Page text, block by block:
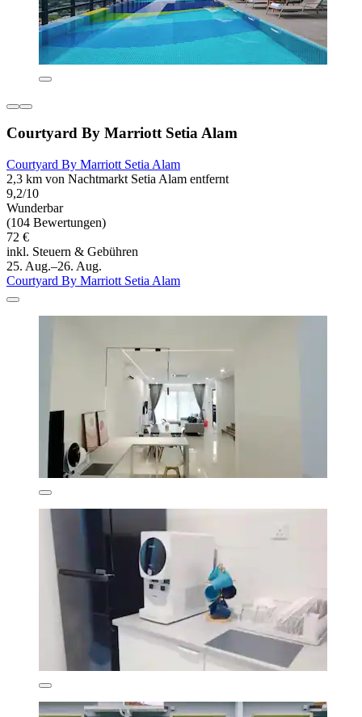
Courtyard By Marriott Setia Alam
Courtyard By Marriott Setia Alam
2,3 km von Nachtmarkt Setia Alam entfernt
9,2/10
Wunderbar
(104 Bewertungen)
72 €
inkl. Steuern & Gebühren
25. Aug.–26. Aug.
Courtyard By Marriott Setia Alam